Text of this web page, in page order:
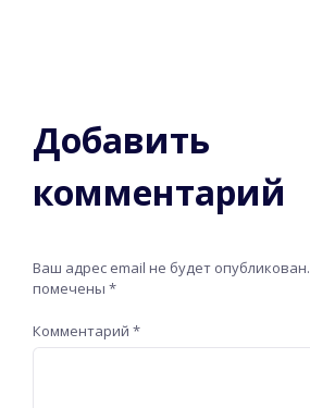
Добавить
комментарий
Ваш адрес email не будет опубликован.
помечены *
Комментарий *